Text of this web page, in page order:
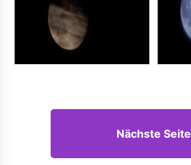
Nächste Seite